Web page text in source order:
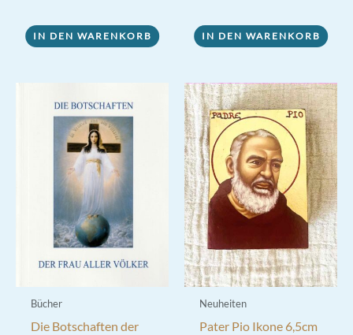
IN DEN WARENKORB IN DEN WARENKORB
Bücher
Die Botschaften der
Neuheiten
Pater Pio Ikone 6,5cm